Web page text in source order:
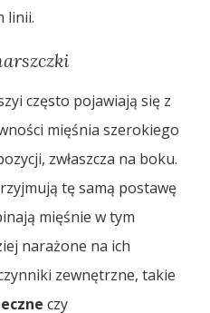
linii.
często pojawiają się z
mięśnia szerokiego
zwłaszcza na boku.
tę samą postawę
mięśnie w tym
narażone na ich
zewnętrzne, takie
czy